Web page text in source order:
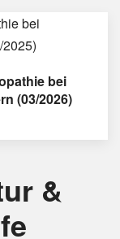
bei
(03/2026)
&